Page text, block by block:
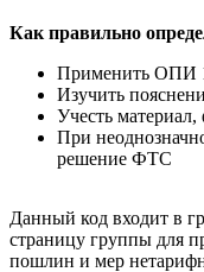
Как правильно
Применить ОПИ
Изучить
Учесть
При
решение ФТС
Данный код входит в
страницу группы для
пошлин и мер